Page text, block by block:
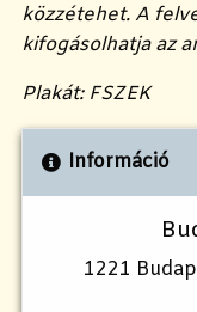
közzétehet. A
kifogásolhatja az
Plakát: FSZEK
Információ
1221